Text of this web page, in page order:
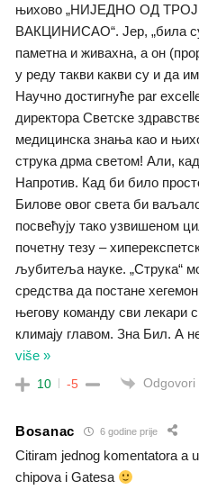
њихово „НИЈЕДНО ОД
ВАКЦИНИСАО“. Јер, „била
паметна и живахна, а он
у реду такви какви су и да
Научно достигнуће par
директора Светске
медицинска знања као и
струка дрма светом! Али,
Напротив. Кад би било
Билове овог света би
посвећују тако узвишеном
почетну тезу –
љубитеља науке. „Струка“
средства да постане
његову команду сви лекари
климају главом. Зна Бил. А
više »
10 -5 Odgovori
Bosanac 6 godine prije
Citiram jednog komentatora a
chipova i Gatesa